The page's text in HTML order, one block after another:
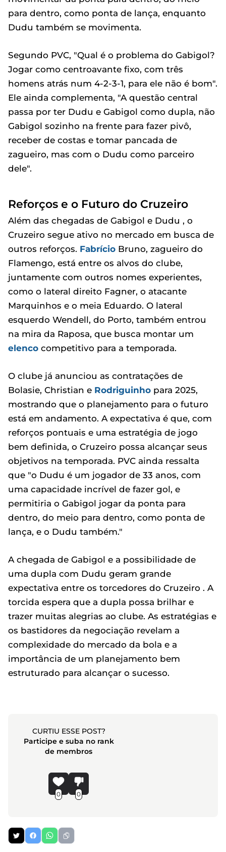
para dentro, como ponta de lança, enquanto
Dudu também se movimenta.
Segundo PVC, "Qual é o problema do Gabigol?
Jogar como centroavante fixo, com três
homens atrás num 4-2-3-1, para ele não é bom".
Ele ainda complementa, "A questão central
passa por ter Dudu e Gabigol como dupla, não
Gabigol sozinho na frente para fazer pivô,
receber de costas e tomar pancada de
zagueiro, mas com o Dudu como parceiro
dele".
Reforços e o Futuro do Cruzeiro
Além das chegadas de Gabigol e Dudu , o
Cruzeiro segue ativo no mercado em busca de
outros reforços. Fabrício Bruno, zagueiro do
Flamengo, está entre os alvos do clube,
juntamente com outros nomes experientes,
como o lateral direito Fagner, o atacante
Marquinhos e o meia Eduardo. O lateral
esquerdo Wendell, do Porto, também entrou
na mira da Raposa, que busca montar um
elenco competitivo para a temporada.
O clube já anunciou as contratações de
Bolasie, Christian e Rodriguinho para 2025,
mostrando que o planejamento para o futuro
está em andamento. A expectativa é que, com
reforços pontuais e uma estratégia de jogo
bem definida, o Cruzeiro possa alcançar seus
objetivos na temporada. PVC ainda ressalta
que "o Dudu é um jogador de 33 anos, com
uma capacidade incrível de fazer gol, e
permitiria o Gabigol jogar da ponta para
dentro, do meio para dentro, como ponta de
lança, e o Dudu também."
A chegada de Gabigol e a possibilidade de
uma dupla com Dudu geram grande
expectativa entre os torcedores do Cruzeiro . A
torcida espera que a dupla possa brilhar e
trazer muitas alegrias ao clube. As estratégias e
os bastidores da negociação revelam a
complexidade do mercado da bola e a
importância de um planejamento bem
estruturado para alcançar o sucesso.
CURTIU ESSE POST?
Participe e suba no rank
de membros
0 0